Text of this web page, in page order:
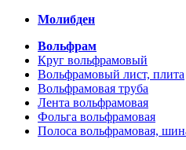
Молибден
Вольфрам
Круг вольфрамовый
Вольфрамовый лист, плита
Вольфрамовая труба
Лента вольфрамовая
Фольга вольфрамовая
Полоса вольфрамовая,